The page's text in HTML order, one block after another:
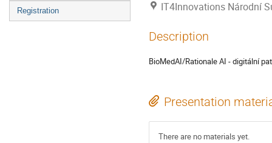
Registration
IT4Innovations Národní
Description
BioMedAI/Rationale AI - digitální
Presentation
There are no materials yet.